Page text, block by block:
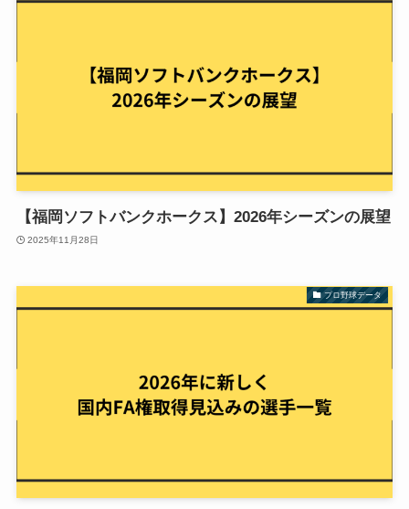
【福岡ソフトバンクホークス】2026年シーズンの展望
2025年11月28日
プロ野球データ